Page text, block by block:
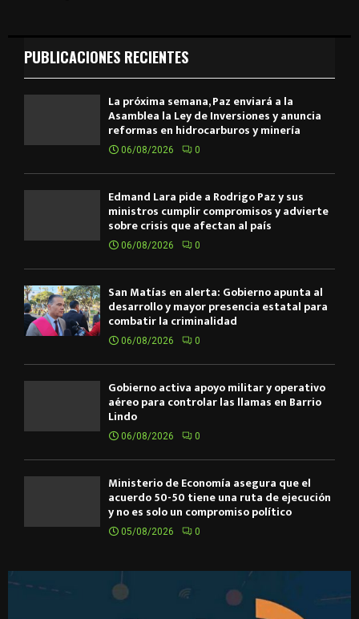
PUBLICACIONES RECIENTES
La próxima semana, Paz enviará a la
Asamblea la Ley de Inversiones y anuncia
reformas en hidrocarburos y minería
06/08/2026 0
Edmand Lara pide a Rodrigo Paz y sus
ministros cumplir compromisos y advierte
sobre crisis que afectan al país
06/08/2026 0
San Matías en alerta: Gobierno apunta al
desarrollo y mayor presencia estatal para
combatir la criminalidad
06/08/2026 0
Gobierno activa apoyo militar y operativo
aéreo para controlar las llamas en Barrio
Lindo
06/08/2026 0
Ministerio de Economía asegura que el
acuerdo 50-50 tiene una ruta de ejecución
y no es solo un compromiso político
05/08/2026 0